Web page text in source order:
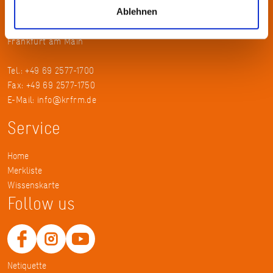
Ablehnen
KulturRegion FrankfurtRheinMain gGmbH Poststraße 16 60329
Frankfurt am Main
Tel.: +49 69 2577-1700
Fax: +49 69 2577-1750
E-Mail: info@krfrm.de
Service
Home
Merkliste
Wissenskarte
Follow us
Netiquette